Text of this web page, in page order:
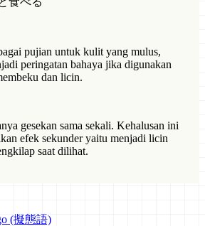
pujian untuk kulit yang mulus,
peringatan bahaya jika digunakan
dan licin.
gesekan sama sekali. Kehalusan ini
efek sekunder yaitu menjadi licin
saat dilihat.
(擬態語)